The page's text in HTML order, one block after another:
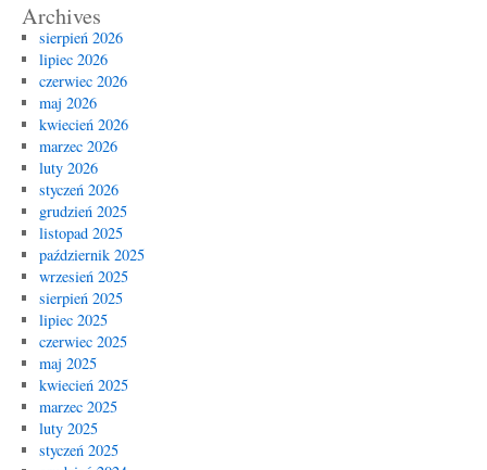
Archives
sierpień 2026
lipiec 2026
czerwiec 2026
maj 2026
kwiecień 2026
marzec 2026
luty 2026
styczeń 2026
grudzień 2025
listopad 2025
październik 2025
wrzesień 2025
sierpień 2025
lipiec 2025
czerwiec 2025
maj 2025
kwiecień 2025
marzec 2025
luty 2025
styczeń 2025